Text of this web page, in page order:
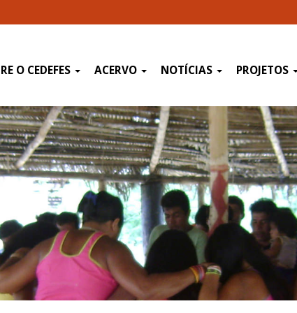
O CEDEFES ACERVO NOTÍCIAS PROJETOS